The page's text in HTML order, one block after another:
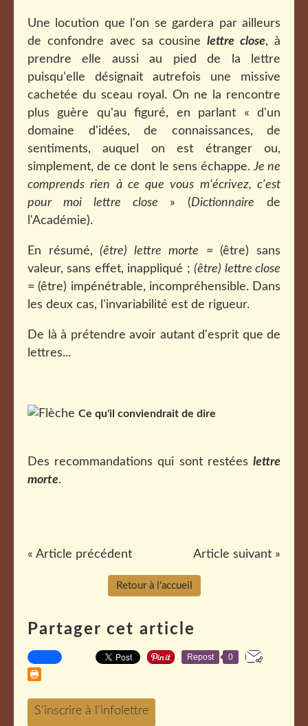
Une locution que l'on se gardera par ailleurs
de confondre avec sa cousinelettre close, à
prendre elle aussi au pied de la lettre
puisqu'elle désignait autrefois une missive
cachetée du sceau royal. On ne la rencontre
plus guère qu'au figuré, en parlant « d'un
domaine d'idées, de connaissances, de
sentiments, auquel on est étranger ou,
simplement, de ce dont le sens échappe.Je ne
comprends rien à ce que vous m'écrivez, c'est
pour moi lettre close » (Dictionnaire de
l'Académie).
En résumé,(être) lettre morte = (être) sans
valeur, sans effet, inappliqué ;(être) lettre close
= (être) impénétrable, incompréhensible. Dans
les deux cas, l'invariabilité est de rigueur.
De là à prétendre avoir autant d'esprit que de
lettres...
Ce qu'il conviendrait de dire
Des recommandations qui sont restées lettre
morte.
« Article précédent Article suivant »
Retour à l'accueil
Partager cet article
Repost 0